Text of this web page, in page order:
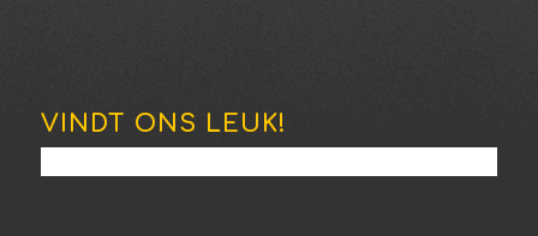
VINDT ONS LEUK!